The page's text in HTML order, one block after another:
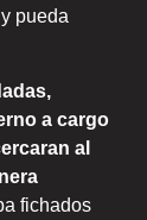
pueda
a cargo
al
fichados